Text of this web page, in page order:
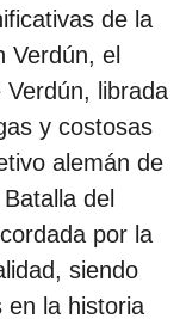
de la
Verdún, el
librada
y costosas
alemán de
del
por la
siendo
en la historia